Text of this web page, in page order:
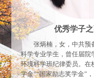
优秀学子
张炳楠，女，中共预
科学专业学生，曾任届院
环境科学班纪律委员。在
学金”“国家励志奖学金”